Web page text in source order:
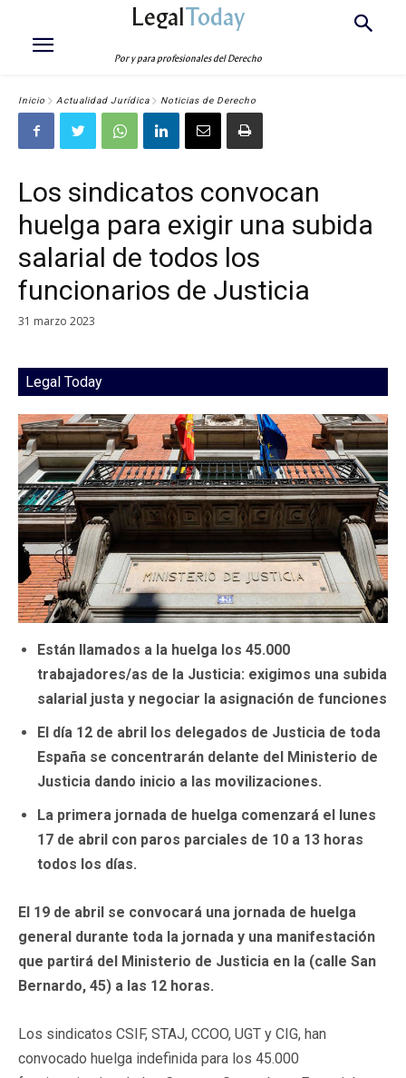
LegalToday
Por y para profesionales del Derecho
Inicio Actualidad Jurídica Noticias de Derecho
Los sindicatos convocan
huelga para exigir una subida
salarial de todos los
funcionarios de Justicia
31 marzo 2023
Legal Today
Están llamados a la huelga los 45.000
trabajadores/as de la Justicia: exigimos una subida
salarial justa y negociar la asignación de funciones
El día 12 de abril los delegados de Justicia de toda
España se concentrarán delante del Ministerio de
Justicia dando inicio a las movilizaciones.
La primera jornada de huelga comenzará el lunes
17 de abril con paros parciales de 10 a 13 horas
todos los días.
El 19 de abril se convocará una jornada de huelga
general durante toda la jornada y una manifestación
que partirá del Ministerio de Justicia en la (calle San
Bernardo, 45) a las 12 horas.
Los sindicatos CSIF, STAJ, CCOO, UGT y CIG, han
convocado huelga indefinida para los 45.000